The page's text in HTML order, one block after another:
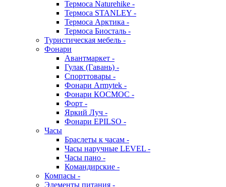
Термоса Naturehike -
Термоса STANLEY -
Термоса Арктика -
Термоса Биосталь -
Туристическая мебель -
Фонари
Авантмаркет -
Гулак (Гавань) -
Спорттовары -
Фонари Armytek -
Фонари КОСМОС -
Форт -
Яркий Луч -
Фонари EPILSO -
Часы
Браслеты к часам -
Часы наручные LEVEL -
Часы пано -
Командирские -
Компасы -
Элементы питания -